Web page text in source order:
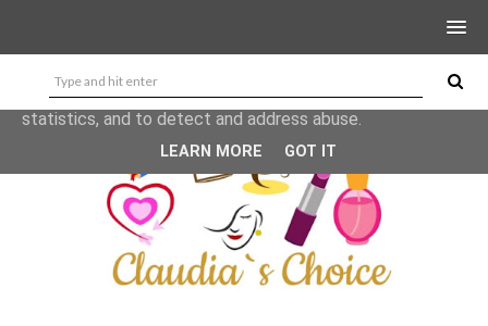
This site uses cookies from Google to deliver its services
and to analyze traffic. Your IP address and user-agent are
shared with Google along with performance and security
metrics to ensure quality of service, generate usage
statistics, and to detect and address abuse.
LEARN MORE GOT IT